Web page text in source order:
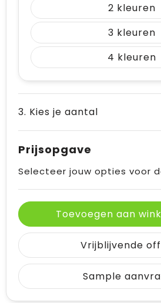
2
3
4
3. Kies je aantal
Prijsopgave
Selecteer jouw opties voor
Toevoegen aan
Vrijblijvende
Sample